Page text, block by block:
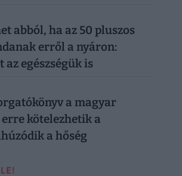
abból, ha az 50 pluszos
erről a nyáron:
egészségük is
a magyar
kötelezhetik a
a hőség